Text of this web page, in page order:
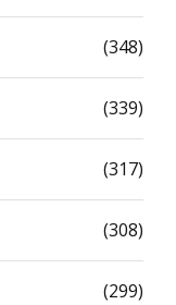
(348)
(339)
(317)
(308)
(299)